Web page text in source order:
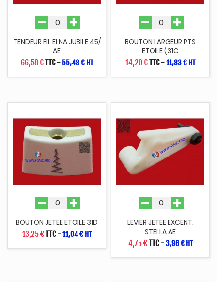
TENDEUR FIL ELNA JUBILE 45/
AE
66,58 €TTC- 55,48 € HT
BOUTON LARGEUR PTS
ETOILE (31C
14,20 €TTC-11,83 € HT
BOUTON JETEE ETOILE 31D
13,25 €TTC-11,04 € HT
LEVIER JETEE EXCENT.
STELLA AE
4,75 €TTC-3,96 € HT